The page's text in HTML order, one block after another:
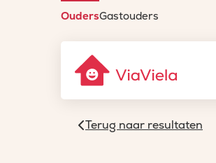
OudersGastouders
Terug naar resultaten